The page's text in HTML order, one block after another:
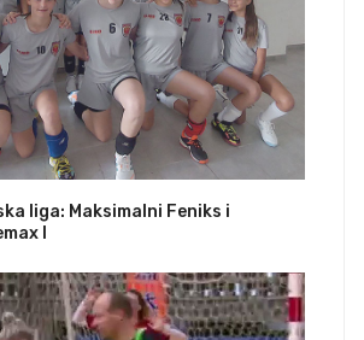
liga: Maksimalni Feniks i
I